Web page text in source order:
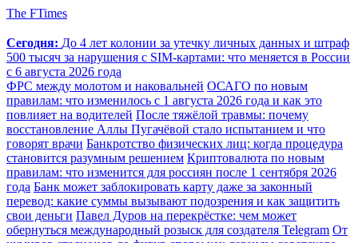
The FTimes
Сегодня: До 4 лет колонии за утечку личных данных и штраф
500 тысяч за нарушения с SIM-картами: что меняется в России
с 6 августа 2026 года
ФРС между молотом и наковальней ОСАГО по новым
правилам: что изменилось с 1 августа 2026 года и как это
повлияет на водителей После тяжёлой травмы: почему
восстановление Аллы Пугачёвой стало испытанием и что
говорят врачи Банкротство физических лиц: когда процедура
становится разумным решением Криптовалюта по новым
правилам: что изменится для россиян после 1 сентября 2026
года Банк может заблокировать карту даже за законный
перевод: какие суммы вызывают подозрения и как защитить
свои деньги Павел Дуров на перекрёстке: чем может
обернуться международный розыск для создателя Telegram От